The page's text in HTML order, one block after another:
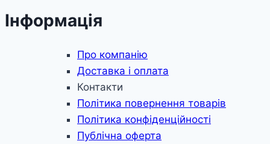
Інформація
Про компанію
Доставка і оплата
Контакти
Політика повернення товарів
Політика конфіденційності
Публічна оферта